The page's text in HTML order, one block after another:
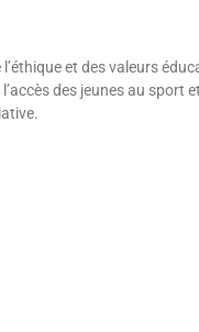
et des valeurs
des jeunes au sport